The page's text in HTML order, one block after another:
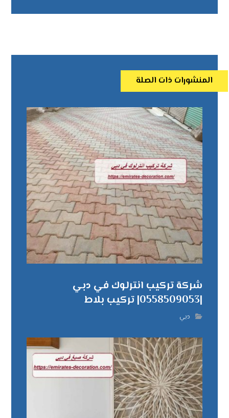
المنشورات ذات الصلة
شركة تركيب انترلوك في دبي
|0558509053| تركيب بلاط
دبي